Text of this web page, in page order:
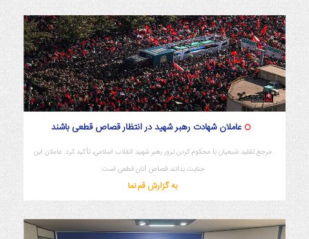
عاملان شهادت رهبر شهید در انتظار قصاص قطعی باشند
مرجع تقلید شیعیان با محکوم کردن ترور رهبر شهید انقلاب اسلامی، تأکید کرد: عاملان این
جنایت بدانند قصاص آنان قطعی است.
به گزارش قم نما